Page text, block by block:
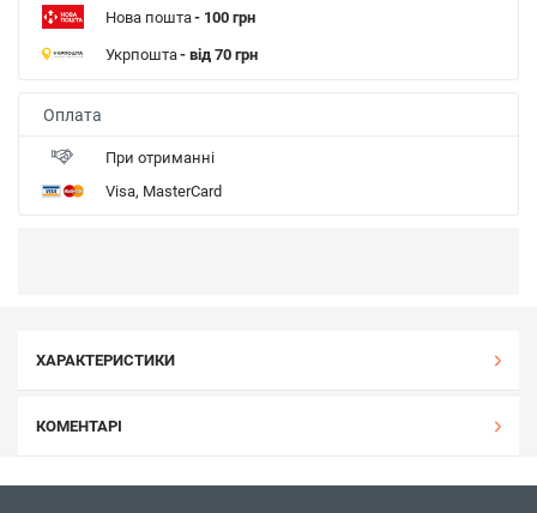
Нова пошта- 100 грн
Укрпошта- від 70 грн
Оплата
При отриманні
Visa, MasterCard
ХАРАКТЕРИСТИКИ
КОМЕНТАРІ